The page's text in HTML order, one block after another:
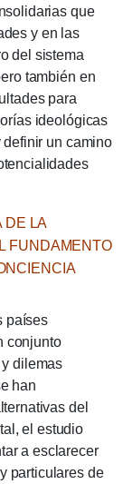
que
y en las
del sistema
también en
para
ideológicas
un camino
DE LA
FUNDAMENTO
conjunto
dilemas
han
del
el estudio
a esclarecer
particulares de